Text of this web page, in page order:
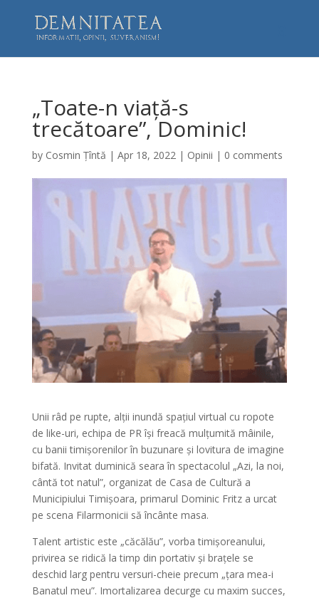
„Toate-n viață-s
trecătoare”, Dominic!
by Cosmin Țîntă | Apr 18, 2022| Opinii | 0 comments
Unii râd pe rupte, alții inundă spațiul virtual cu ropote
de like-uri, echipa de PR își freacă mulțumită mâinile,
cu banii timișorenilor în buzunare și lovitura de imagine
bifată. Invitat duminică seara în spectacolul „Azi, la noi,
cântă tot natul”, organizat de Casa de Cultură a
Municipiului Timișoara, primarul Dominic Fritz a urcat
pe scena Filarmonicii să încânte masa.
Talent artistic este „căcălău”, vorba timișoreanului,
privirea se ridică la timp din portativ și brațele se
deschid larg pentru versuri-cheie precum „țara mea-i
Banatul meu”. Imortalizarea decurge cu maxim succes,